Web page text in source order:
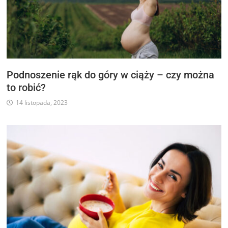
Podnoszenie rąk do góry w ciąży – czy można
to robić?
14 listopada, 2023